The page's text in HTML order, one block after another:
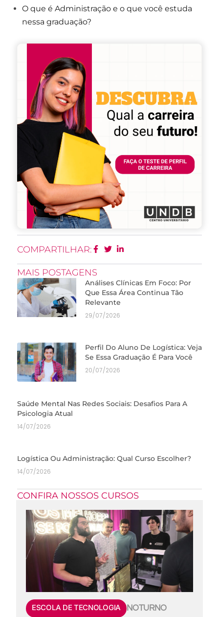
O que é Administração e o que você estuda
nessa graduação?
COMPARTILHAR:
MAIS POSTAGENS
Análises Clínicas Em Foco: Por
Que Essa Área Continua Tão
Relevante
29/07/2026
Perfil Do Aluno De Logística: Veja
Se Essa Graduação É Para Você
20/07/2026
Saúde Mental Nas Redes Sociais: Desafios Para A
Psicologia Atual
14/07/2026
Logística Ou Administração: Qual Curso Escolher?
14/07/2026
CONFIRA NOSSOS CURSOS
ESCOLA DE TECNOLOGIA NOTURNO